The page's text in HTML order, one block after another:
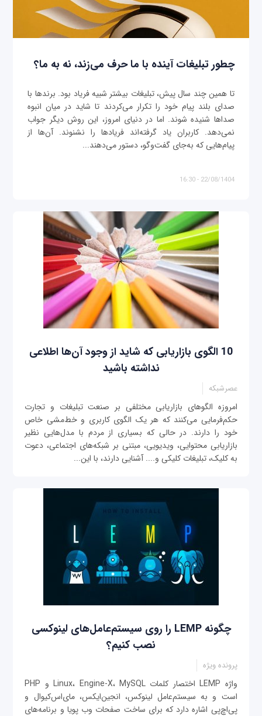
چطور تبلیغات آینده با ما حرف می‌زند، نه به ما؟
تا همین چند سال پیش، تبلیغات بیشتر شبیه فریاد بود. برندها با
صدای بلند پیام خود را تکرار می‌کردند تا شاید در میان انبوه
صداها شنیده شوند. اما در دنیای امروز، این روش دیگر جواب
نمی‌دهد. کاربران یاد گرفته‌اند فریادها را نشنوند. آن‌ها از
پیام‌هایی که به‌جای گفت‌وگو، دستور می‌دهند...
22/08/1404 - 16:30
10 الگوی بازاریابی که شاید از وجود آن‌ها اطلاعی
نداشته باشید
عصرشبکه
امروزه الگوهای بازاریابی مختلفی بر صنعت تبلیغات و تجارت
حکم‌فرمایی می‌کنند که هر یک الگوی کاربری و خط‌مشی‌‌ خاص
خود را دارند. در حالی که بسیاری از مردم با مدل‌هایی نظیر
بازاریابی محتوایی، ویدیویی، مبتنی بر شبکه‌های اجتماعی، دعوت
به کلیک، تبلیغات کلیکی و.... آشنایی دارند، با این‌...
چگونه LEMP را روی سیستم‌عامل‌های لینوکسی
نصب کنیم؟
پرونده ویژه
واژه ‌LEMP اختصار کلمات Linux، Engine-X، MySQL و PHP
است و به سیستم‌عامل لینوکس، انجین‌ایکس، مای‌اس‌کیو‌ال و
پی‌اچ‌پی اشاره دارد که برای ساخت صفحات وب پویا و برنامه‌های